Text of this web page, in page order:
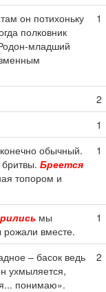
он потихоньку
полковник
младший
1
2
1
обычный.
Бреется
топором и
1
мы
вместе.
1
– басок ведь
ухмыляется,
понимаю».
2